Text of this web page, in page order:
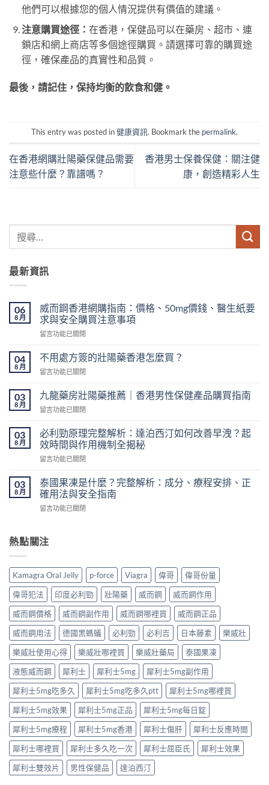
他們可以根據您的個人情況提供有價值的建議。
注意購買途徑： 在香港，保健品可以在藥房、超市、連
鎖店和網上商店等多個途徑購買。請選擇可靠的購買途
徑，確保產品的真實性和品質。
最後，請記住，保持均衡的飲食和健。
This entry was posted in健康資訊. Bookmark the permalink.
在香港網購壯陽藥保健品需要
注意些什麼？靠譜嗎？
香港男士保養保健：關注健
康，創造精彩人生
最新資訊
06
8 月
威而鋼香港網購指南：價格、50mg價錢、醫生紙要
求與安全購買注意事項
在
而
鋼
香
網
購
指
價
格、
50mg
錢、
醫
生
紙
與
安
購
買
注
意
事
項〉
中
留言功能已關閉
04
8 月
不用處方簽的壯陽藥香港怎麼買？
在
用
處
方
的
壯
藥
港
怎
麼
買？〉
留言功能已關閉
03
8 月
九龍藥房壯陽藥推薦｜香港男性保健產品購買指南
在
龍
藥
房
壯
藥
推
薦
｜
男
健
產
品
購
買
指
南〉
中
留言功能已關閉
03
8 月
必利勁原理完整解析：達泊西汀如何改善早洩？起
效時間與作用機制全揭秘
在
利
勁
原
理
解
泊
西
汀
如
何
改
善
早
洩？
起
效
時
間
與
作
用
機
制
全
揭
秘〉
留言功能已關閉
03
8 月
泰國果凍是什麼？完整解析：成分、療程安排、正
確用法與安全指南
在
果
凍
什
麼？
完
整
解
析：
成
分、
療
程
安
排、
正
確
用
法
與
安
全
指
南〉
留言功能已關閉
熱點關注
Kamagra Oral Jelly p-force Viagra 偉哥
偉哥份量
偉哥犯法
印度必利勁 壯陽藥 威而鋼
威而鋼作用
威而鋼價格
威而鋼副作用 威而鋼哪裡買
威而鋼正品
威而鋼用法
德國黑螞蟻 必利勁 必利吉 日本藤素
樂威壯
樂威壯使用心得
樂威壯哪裡買 樂威壯藥局
泰國果凍
液態威而鋼
犀利士 犀利士5mg
犀利士5mg副作用
犀利士5mg吃多久
犀利士5mg吃多久ptt
犀利士5mg哪裡買
犀利士5mg效果
犀利士5mg正品
犀利士5mg每日錠
犀利士5mg療程
犀利士5mg香港 犀利士傷肝
犀利士反應時間
犀利士哪裡買
犀利士多久吃一次 犀利士屈臣氏
犀利士效果
犀利士雙效片
男性保健品 達泊西汀